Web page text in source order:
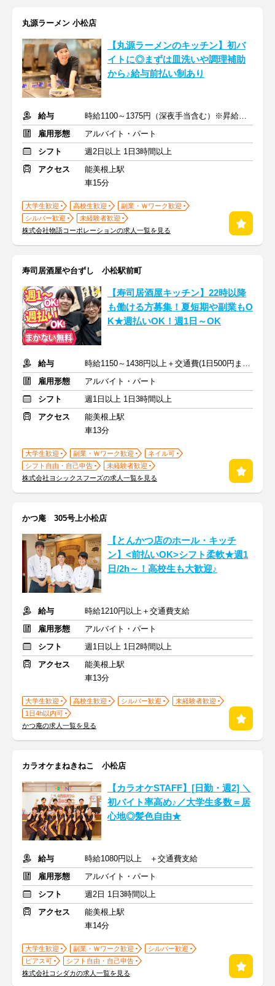
丸源ラーメン 小松店
【丸源ラーメンのキッチン】初バ
イトに◎まずは皿洗いや調理補助
から♪給与前払い制あり
給与
時給1100～1375円（深夜手当含む）※昇給は随時あり
雇用形態
アルバイト・パート
シフト
週2日以上 1日3時間以上
アクセス
能美根上駅
車15分
大学生歓迎 高校生歓迎
副業・Ｗワーク歓迎
シルバー歓迎
未経験者歓迎
株式会社物語コーポレーションの求人一覧を見る
寿司居酒屋や台ずし 小松駅前町
【寿司居酒屋キッチン】22時以降
も働ける方募集！夏短期や副業もO
K★週払いOK！週1日～OK
給与
時給1150～1438円以上＋交通費(1日500円まで※定期のある方も)
雇用形態
アルバイト・パート
シフト
週1日以上 1日3時間以上
アクセス
能美根上駅
車13分
大学生歓迎 副業・Ｗワーク歓迎
ネイル可
シフト自由・自己申告
未経験者歓迎
株式会社ヨシックスフーズの求人一覧を見る
かつ庵 305号上小松店
【とんかつ店のホール・キッチ
ン】<前払いOK>シフト柔軟★週1
日/2h～！高校生も大歓迎♪
給与
時給1210円以上＋交通費支給
雇用形態
アルバイト・パート
シフト
週1日以上 1日2時間以上
アクセス
能美根上駅
車13分
大学生歓迎 高校生歓迎 シルバー歓迎
未経験者歓迎
1日4h以内可
かつ庵の求人一覧を見る
カラオケまねきねこ 小松店
【カラオケSTAFF】[日勤・週2] ＼
初バイト率高め♪／大学生多数＝居
心地◎髪色自由★
給与
時給1080円以上 ＋交通費支給
雇用形態
アルバイト・パート
シフト
週2日 1日3時間以上
アクセス
能美根上駅
車14分
大学生歓迎 副業・Ｗワーク歓迎
シルバー歓迎
ピアス可
シフト自由・自己申告
株式会社コシダカの求人一覧を見る